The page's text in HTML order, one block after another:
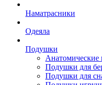
Наматрасники
Одеяла
Подушки
Анатомические
Подушки для
Подушки для